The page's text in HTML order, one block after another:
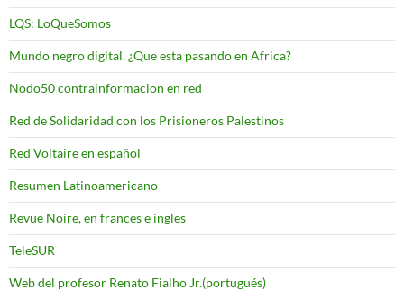
LQS: LoQueSomos
Mundo negro digital. ¿Que esta pasando en Africa?
Nodo50 contrainformacion en red
Red de Solidaridad con los Prisioneros Palestinos
Red Voltaire en español
Resumen Latinoamericano
Revue Noire, en frances e ingles
TeleSUR
Web del profesor Renato Fialho Jr.(portugués)